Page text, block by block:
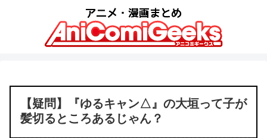
【疑問】『ゆるキャン△』の大垣って子が
髪切るところあるじゃん？